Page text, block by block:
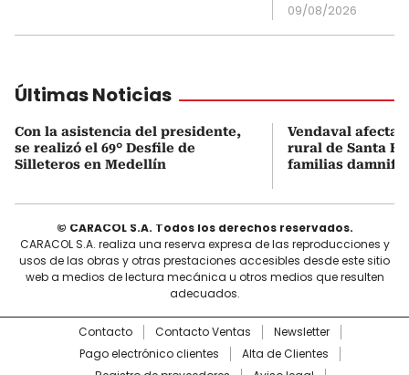
09/08/2026
Últimas Noticias
Con la asistencia del presidente,
se realizó el 69° Desfile de
Silleteros en Medellín
Vendaval afecta
rural de Santa
familias
© CARACOL S.A. Todos los derechos reservados.
CARACOL S.A. realiza una reserva expresa de las reproducciones y
usos de las obras y otras prestaciones accesibles desde este sitio
web a medios de lectura mecánica u otros medios que resulten
adecuados.
Contacto Contacto Ventas
Newsletter
Pago electrónico clientes
Alta de Clientes